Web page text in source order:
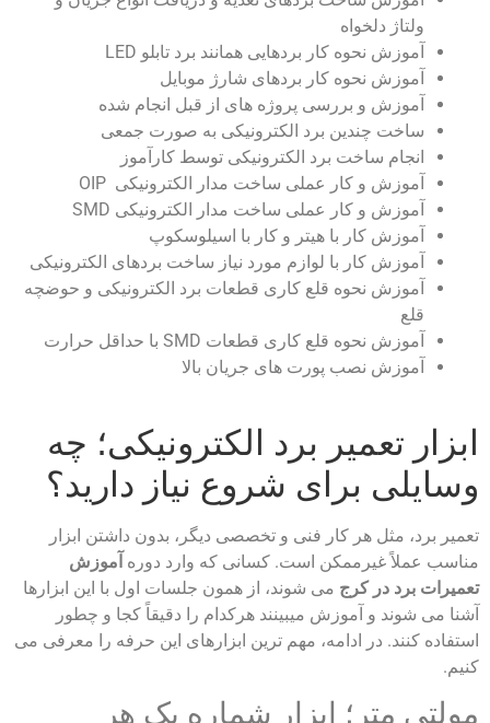
ولتاژ دلخواه
آموزش نحوه کار بردهایی همانند برد تابلو LED
آموزش نحوه کار بردهای شارژ موبایل
آموزش و بررسی پروژه های از قبل انجام شده
ساخت چندین برد الکترونیکی به صورت جمعی
انجام ساخت برد الکترونیکی توسط کارآموز
آموزش و کار عملی ساخت مدار الکترونیکی OIP
آموزش و کار عملی ساخت مدار الکترونیکی SMD
آموزش کار با هیتر و کار با اسیلوسکوپ
آموزش کار با لوازم مورد نیاز ساخت بردهای الکترونیکی
آموزش نحوه قلع کاری قطعات برد الکترونیکی و حوضچه
قلع
آموزش نحوه قلع کاری قطعات SMD با حداقل حرارت
آموزش نصب پورت های جریان بالا
ابزار تعمیر برد الکترونیکی؛ چه
وسایلی برای شروع نیاز دارید؟
تعمیر برد، مثل هر کار فنی و تخصصی دیگر، بدون داشتن ابزار
مناسب عملاً غیرممکن است. کسانی که وارد دوره آموزش
تعمیرات برد در کرج می‌ شوند، از همون جلسات اول با این ابزارها
آشنا می‌ شوند و آموزش میبینند هرکدام را دقیقاً کجا و چطور
استفاده کنند. در ادامه، مهم‌ ترین ابزارهای این حرفه را معرفی می‌
کنیم.
مولتی‌ متر؛ ابزار شماره یک هر